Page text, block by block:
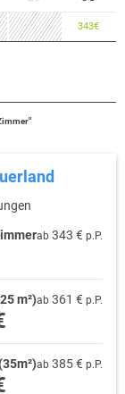
343€
"
ab 343 € p.P.
m²)ab 361 € p.P.
ab 385 € p.P.